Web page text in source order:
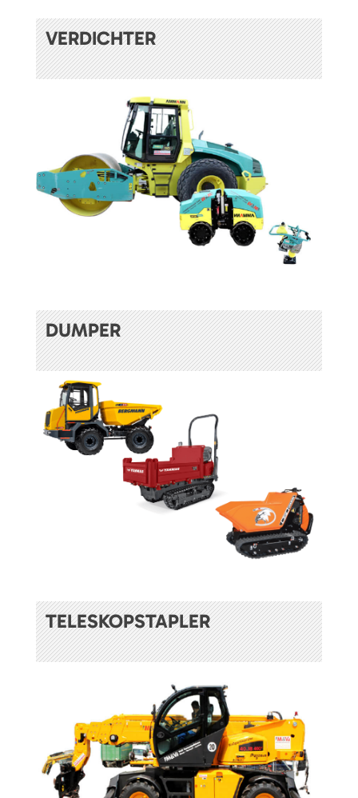
VERDICHTER
DUMPER
TELESKOPSTAPLER